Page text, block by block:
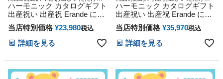
豪華カタログギフト
ハーモニック カタログギフト
出産祝い 出産祝 Erande にこ
にこ ダブルチョイス
当店特別価格 ¥23,980税込
詳細を見る
豪華カタログギフト
ハーモニック カタログギフト
出産祝い 出産祝 Erande にこ
にこ トリプルチョイス
当店特別価格 ¥35,970税込
詳細を見る